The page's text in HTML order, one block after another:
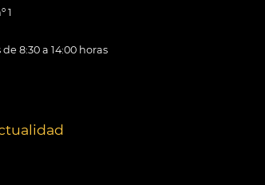
1
8:30 a 14:00 horas